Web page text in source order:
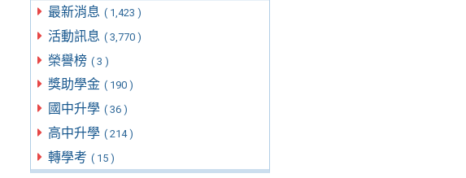
最新消息 ( 1,423 )
活動訊息 ( 3,770 )
榮譽榜 ( 3 )
獎助學金 ( 190 )
國中升學 ( 36 )
高中升學 ( 214 )
轉學考 ( 15 )